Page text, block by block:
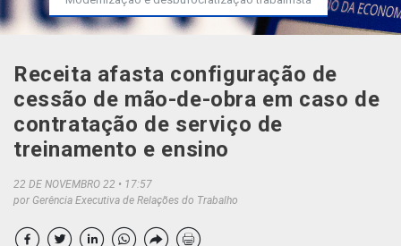
Receita afasta configuração de
cessão de mão-de-obra em caso de
contratação de serviço de
treinamento e ensino
22 DE NOVEMBRO 22
17:57
por Gerência Executiva de Relações do Trabalho